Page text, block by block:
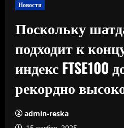
Новости
Поскольку
подходит к
индекс FTSE100
рекордно
admin-reska